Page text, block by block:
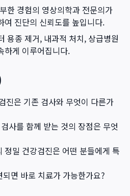
한 경험의 영상의학과 전문의가
여 진단의 신뢰도를 높입니다.
용종 제거, 내과적 처치, 상급병원
하게 이루어집니다.
진은 기존 검사와 무엇이 다른가
사를 함께 받는 것의 장점은 무엇
정밀 건강검진은 어떤 분들에게 특
면 바로 치료가 가능한가요?